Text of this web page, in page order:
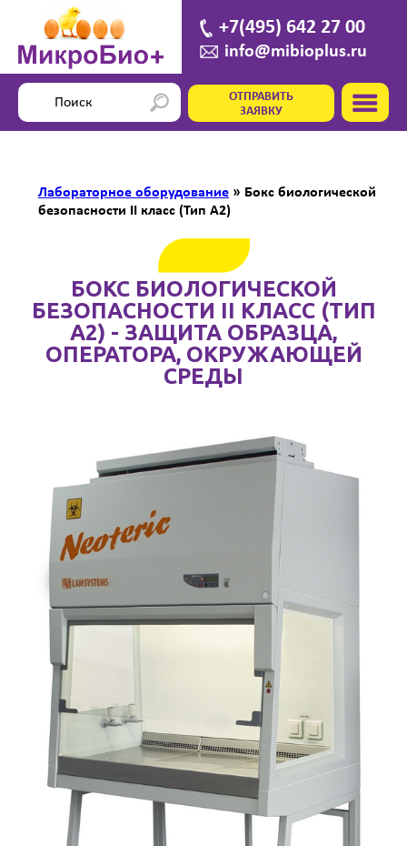
+7(495) 642 27 00
info@mibioplus.ru
ОТПРАВИТЬ
ЗАЯВКУ
Лабораторное оборудование » Бокс биологической
безопасности II класс (Тип А2)
БОКС БИОЛОГИЧЕСКОЙ
БЕЗОПАСНОСТИ II КЛАСС (ТИП
А2) - ЗАЩИТА ОБРАЗЦА,
ОПЕРАТОРА, ОКРУЖАЮЩЕЙ
СРЕДЫ